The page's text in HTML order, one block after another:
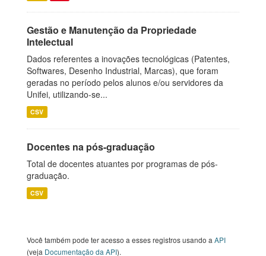
Gestão e Manutenção da Propriedade
Intelectual
Dados referentes a inovações tecnológicas (Patentes,
Softwares, Desenho Industrial, Marcas), que foram
geradas no período pelos alunos e/ou servidores da
Unifei, utilizando-se...
CSV
Docentes na pós-graduação
Total de docentes atuantes por programas de pós-
graduação.
CSV
Você também pode ter acesso a esses registros usando a API
(veja Documentação da API).